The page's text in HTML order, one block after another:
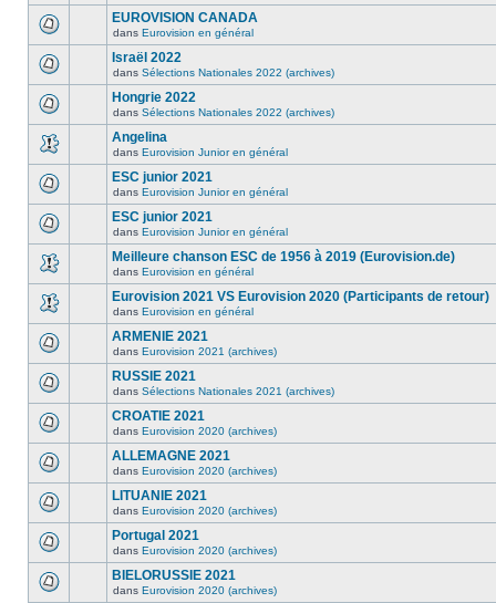
EUROVISION CANADA
dans Eurovision en général
Israël 2022
dans Sélections Nationales 2022 (archives)
Hongrie 2022
dans Sélections Nationales 2022 (archives)
Angelina
dans Eurovision Junior en général
ESC junior 2021
dans Eurovision Junior en général
ESC junior 2021
dans Eurovision Junior en général
Meilleure chanson ESC de 1956 à 2019 (Eurovision.de)
dans Eurovision en général
Eurovision 2021 VS Eurovision 2020 (Participants de retour)
dans Eurovision en général
ARMENIE 2021
dans Eurovision 2021 (archives)
RUSSIE 2021
dans Sélections Nationales 2021 (archives)
CROATIE 2021
dans Eurovision 2020 (archives)
ALLEMAGNE 2021
dans Eurovision 2020 (archives)
LITUANIE 2021
dans Eurovision 2020 (archives)
Portugal 2021
dans Eurovision 2020 (archives)
BIELORUSSIE 2021
dans Eurovision 2020 (archives)